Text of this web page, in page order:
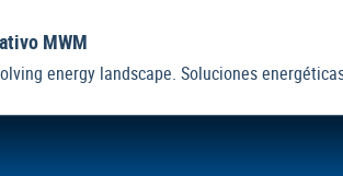
MWM
energy landscape. Soluciones